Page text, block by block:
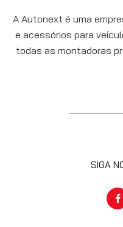
A Autonext é uma
e acessórios para
todas as montadoras
SIGA